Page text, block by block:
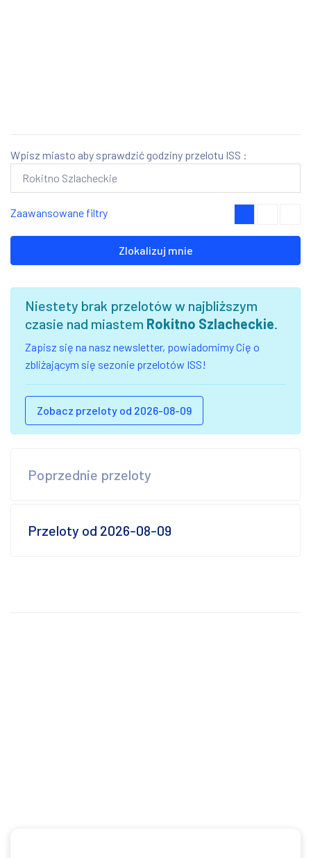
Wpisz miasto aby sprawdzić godziny przelotu ISS :
Zaawansowane filtry
Zlokalizuj mnie
Niestety brak przelotów w najbliższym
czasie nad miastem Rokitno Szlacheckie.
Zapisz się na nasz newsletter, powiadomimy Cię o
zbliżającym się sezonie przelotów ISS!
Zobacz przeloty od 2026-08-09
Poprzednie przeloty
Przeloty od 2026-08-09